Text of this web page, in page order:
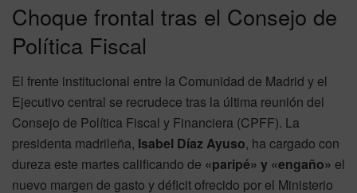
Choque frontal tras el Consejo de
Política Fiscal
El frente institucional entre la Comunidad de Madrid y el
Ejecutivo central se recrudece tras la última reunión del
Consejo de Política Fiscal y Financiera (CPFF). La
presidenta madrileña, Isabel Díaz Ayuso, ha cargado con
dureza este martes calificando de «paripé» y «engaño» el
nuevo margen de gasto y déficit ofrecido por el Ministerio